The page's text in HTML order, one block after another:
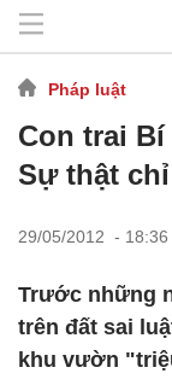
Pháp luật
Con trai
Sự thật
29/05/2012 - 18:36
Trước những
trên đất sai
khu vườn